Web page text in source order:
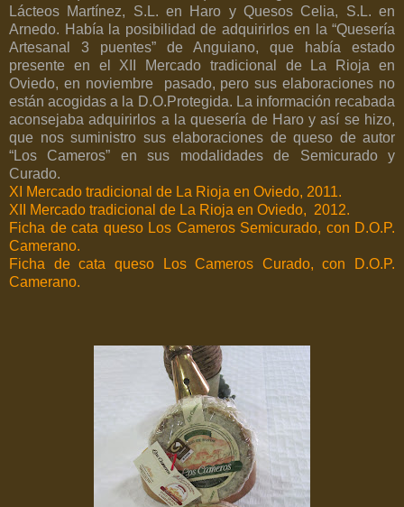
Lácteos Martínez, S.L. en Haro y Quesos Celia, S.L. en
Arnedo. Había la posibilidad de adquirirlos en la “Quesería
Artesanal 3 puentes” de Anguiano, que había estado
presente en el XII Mercado tradicional de La Rioja en
Oviedo, en noviembre
pasado, pero sus elaboraciones no
están acogidas a la D.O.Protegida. La información recabada
aconsejaba adquirirlos a la quesería de Haro y así se hizo,
que nos suministro sus elaboraciones de queso de autor
“Los Cameros” en sus modalidades de Semicurado
y
Curado.
XI Mercado tradicional de La Rioja en Oviedo, 2011.
XII Mercado tradicional de La Rioja en Oviedo, 2012.
Ficha de cata queso Los Cameros Semicurado, con D.O.P.
Camerano.
Ficha de cata queso Los Cameros Curado, con D.O.P.
Camerano.